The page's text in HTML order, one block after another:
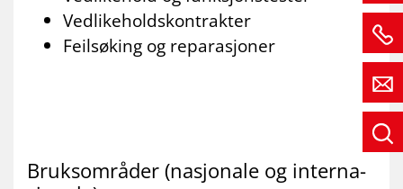
Vedlikeholdskontrakter
Feilsøking og reparasjoner
Bruks­om­rå­der (na­sjo­na­le og in­ter­na­